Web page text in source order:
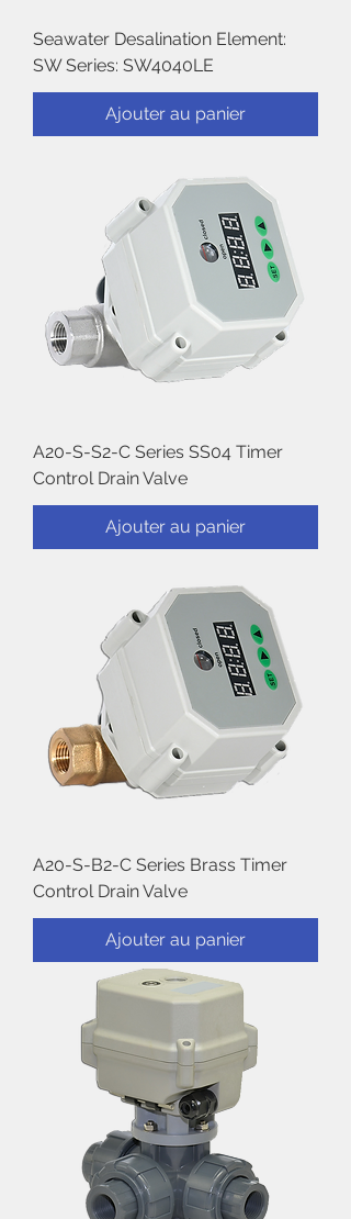
Seawater Desalination Element:
SW Series: SW4040LE
Ajouter au panier
A20-S-S2-C Series SS04 Timer
Control Drain Valve
Ajouter au panier
A20-S-B2-C Series Brass Timer
Control Drain Valve
Ajouter au panier